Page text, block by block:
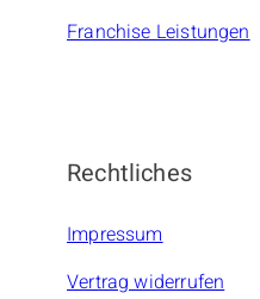
Franchise Leistungen
Rechtliches
Impressum
Vertrag widerrufen